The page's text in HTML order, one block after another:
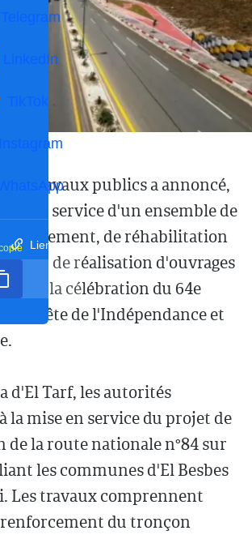
Telegram
LinkedIn
TikTok
Instagram
Lien court
Travaux publics a annoncé,
en service d'un ensemble de
de réhabilitation
et de réalisation d'ouvrages
de la célébration du 64e
la Fête de l'Indépendance et
d'El Tarf, les autorités
la mise en service du projet de
la route nationale n°84 sur
les communes d'El Besbes
Les travaux comprennent
du tronçon